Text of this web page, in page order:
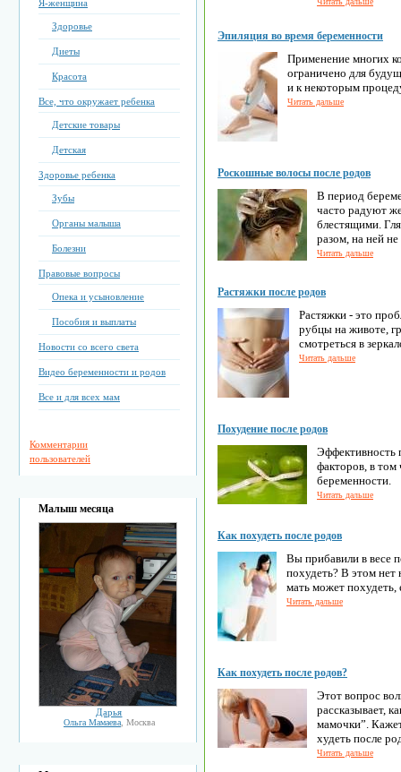
Я-женщина
Здоровье
Диеты
Красота
Все, что окружает ребенка
Детские товары
Детская
Здоровье ребенка
Зубы
Органы малыша
Болезни
Правовые вопросы
Опека и усыновление
Пособия и выплаты
Новости со всего света
Видео беременности и родов
Все и для всех мам
Комментарии
пользователей
Малыш месяца
Дарья
Ольга Мамаева , Москва
Эпиляция во время беременности
Применение многих
ограничено для
и к некоторым
Читать дальше
Роскошные волосы после родов
В период
часто радуют
блестящими.
разом, на ней не
Читать дальше
Растяжки после родов
Растяжки - это
рубцы на животе,
смотреться в
Читать дальше
Похудение после родов
Эффективность
факторов, в том
беременности.
Читать дальше
Как похудеть после родов
Вы прибавили в весе
похудеть? В этом
мать может похудеть,
Читать дальше
Как похудеть после родов?
Этот вопрос
рассказывает,
мамочки”.
худеть после
Читать дальше